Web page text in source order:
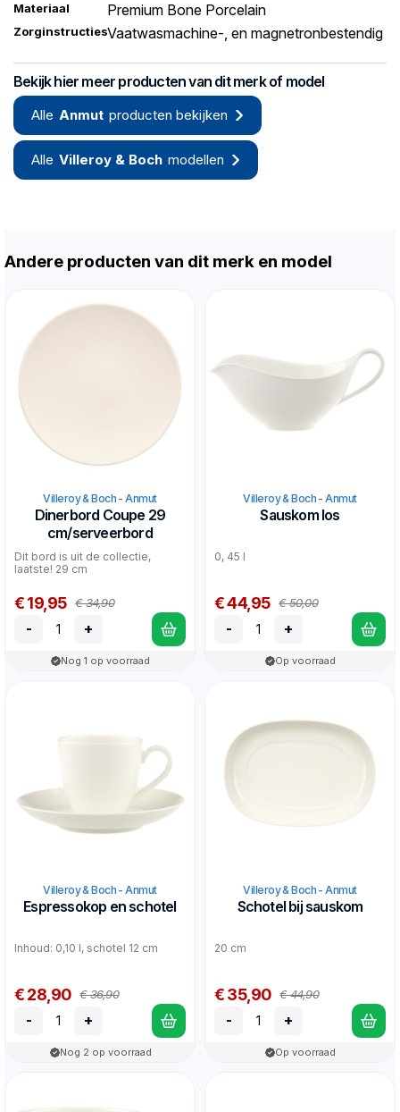
Materiaal Premium Bone Porcelain
ZorginstructiesVaatwasmachine-, en magnetronbestendig
Bekijk hier meer producten van dit merk of model
Alle Anmut producten bekijken
Alle Villeroy & Boch modellen
Andere producten van dit merk en model
Villeroy & Boch - Anmut
Dinerbord Coupe 29
cm/serveerbord
Dit bord is uit de collectie,
laatste! 29 cm
€ 19,95 € 34,90
- +
Nog 1 op voorraad
Villeroy & Boch - Anmut
Sauskom los
0, 45 l
€ 44,95 € 50,00
- +
Op voorraad
Villeroy & Boch - Anmut
Espressokop en schotel
Inhoud: 0,10 l, schotel 12 cm
€ 28,90 € 36,90
- +
Nog 2 op voorraad
Villeroy & Boch - Anmut
Schotel bij sauskom
20 cm
€ 35,90 € 44,90
- +
Op voorraad